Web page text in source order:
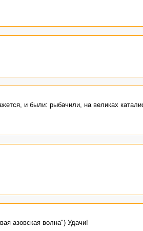
и были: рыбачили, на великах
азовская волна") Удачи!